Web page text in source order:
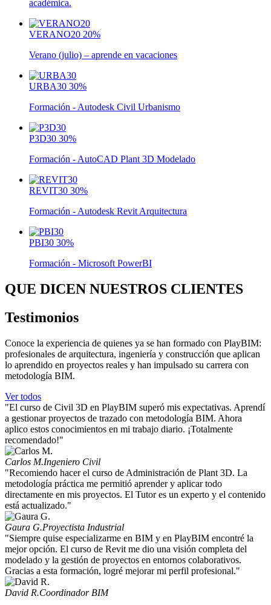
académica.
VERANO20 20%
Verano (julio) – aprende en vacaciones
URBA30 30%
Formación - Autodesk Civil Urbanismo
P3D30 30%
Formación - AutoCAD Plant 3D Modelado
REVIT30 30%
Formación - Autodesk Revit Arquitectura
PBI30 30%
Formación - Microsoft PowerBI
QUE DICEN NUESTROS CLIENTES
Testimonios
Conoce la experiencia de quienes ya se han formado con PlayBIM:
profesionales de arquitectura, ingeniería y construcción que aplican
lo aprendido en proyectos reales y han impulsado su carrera con
metodología BIM.
Ver todos
"El curso de Civil 3D en PlayBIM superó mis expectativas. Aprendí
a gestionar proyectos de trazado con metodología BIM. Ahora
aplico estos conocimientos en mi trabajo diario. ¡Totalmente
recomendado!"
Carlos M.Ingeniero Civil
"Recomiendo hacer el curso de Administración de Plant 3D. La
metodología práctica me permitió aprender y aplicar todo
directamente en mis proyectos. El Tutor es un experto y el contenido
está actualizado."
Gaura G.Proyectista Industrial
"Siempre quise especializarme en BIM y en PlayBIM encontré la
mejor opción. El curso de Revit me dio una visión completa del
modelado y la gestión de proyectos en entornos colaborativos.
Gracias a esta formación, logré mejorar mi perfil profesional."
David R.Coordinador BIM